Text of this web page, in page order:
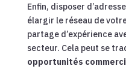
Enfin, disposer
élargir le réseau de
partage d’expérience
secteur. Cela peut se
opportunités